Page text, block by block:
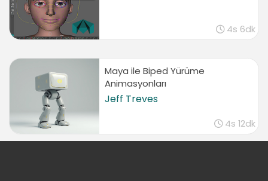
4s 6dk
Maya ile Biped Yürüme
Animasyonları
Jeff Treves
4s 12dk